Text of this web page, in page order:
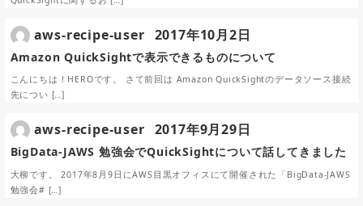
Amazon QuickSightで表示できるものについて
こんにちは！HEROです。 さて前回は Amazon QuickSightのデータソース接続
先につい […]
aws-recipe-user 2017年10月2日
BigData-JAWS 勉強会でQuickSightについて話してきました
大柳です。 2017年8月9日にAWS目黒オフィスにて開催された「BigData-JAWS
勉強会# […]
aws-recipe-user 2017年9月29日